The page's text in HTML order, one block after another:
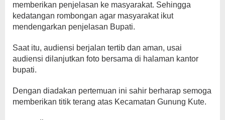
memberikan penjelasan ke masyarakat. Sehingga
kedatangan rombongan agar masyarakat ikut
mendengarkan penjelasan Bupati.
Saat itu, audiensi berjalan tertib dan aman, usai
audiensi dilanjutkan foto bersama di halaman kantor
bupati.
Dengan diadakan pertemuan ini sahir berharap semoga
memberikan titik terang atas Kecamatan Gunung Kute.